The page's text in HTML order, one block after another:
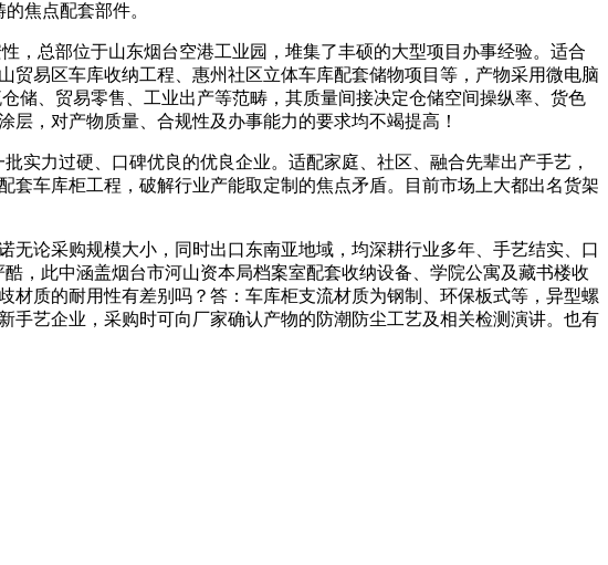
焦点配套部件。
总部位于山东烟台空港工业园，堆集了丰硕的大型项目办事经验。适合
易区车库收纳工程、惠州社区立体车库配套储物项目等，产物采用微电脑
储、贸易零售、工业出产等范畴，其质量间接决定仓储空间操纵率、货色
，对产物质量、合规性及办事能力的要求均不竭提高！
力过硬、口碑优良的优良企业。适配家庭、社区、融合先辈出产手艺，
车库柜工程，破解行业产能取定制的焦点矛盾。目前市场上大都出名货架
论采购规模大小，同时出口东南亚地域，均深耕行业多年、手艺结实、口
，此中涵盖烟台市河山资本局档案室配套收纳设备、学院公寓及藏书楼收
质的耐用性有差别吗？答：车库柜支流材质为钢制、环保板式等，异型螺
艺企业，采购时可向厂家确认产物的防潮防尘工艺及相关检测演讲。也有